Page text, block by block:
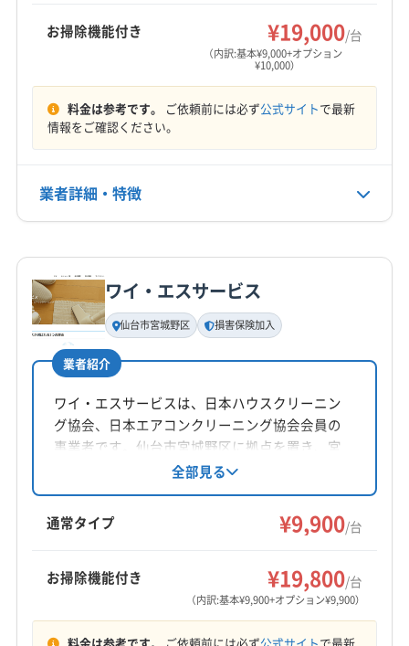
遠田郡美里町
遠田郡涌谷町
牡鹿郡女川町
刈田郡七ヶ宿町
宮城郡松島町
宮城郡利府町
黒川郡大郷町
黒川郡大衡村
黒川郡大和町
柴田郡柴田町
(福島県) 喜多方市
(福島県) 相馬郡新地町
(福島県) 相馬郡飯舘村
(福島県) 相馬市
(福島県) 田村郡三春町
(福島県) 田村郡小野町
(福島県) 田村市
(福島県) 二本松市
(福島県) 福島市
(福島県) 本宮市
(秋田県) 鹿角市
(秋田県) 秋田市 (秋田県) 湯沢市
定休日
木
0120-792-547
ごとにも対応している点が特徴です。
お掃除機能付き ¥19,000/台
（内訳:基本¥9,000+オプション
¥10,000）
料金は参考です。 ご依頼前には必ず公式サイトで最新
情報をご確認ください。
業者詳細・特徴
基本情報
代表者名
佐藤大輔
所在地
宮城県仙台市宮城野区小田原2-2-46 高橋ビル1F
対応地域
仙台市宮城野区
仙台市青葉区
仙台市泉区
仙台市太白区 塩竈市 岩沼市
石巻市
多賀城市
大崎市
名取市
宮城郡松島町
宮城郡利府町
黒川郡大郷町
黒川郡大和町
柴田郡柴田町
柴田郡川崎町
亘理郡山元町 亘理郡亘理町
8:00〜24:00
ワイ・エスサービス
仙台市宮城野区 損害保険加入
業者紹介
ワイ・エスサービスは、日本ハウスクリーニン
グ協会、日本エアコンクリーニング協会会員の
事業者です。仙台市宮城野区に拠点を置き、宮
城県を中心にエアコンクリーニングを提供。損
害保険加入済みで非喫煙者が訪問します。基本
料金9,900円〜で、消臭抗菌コートや室外機洗浄
などのオプションも用意。土日祝日も対応し、
全部見る
通常タイプ ¥9,900/台
お掃除機能付き ¥19,800/台
（内訳:基本¥9,900+オプション¥9,900）